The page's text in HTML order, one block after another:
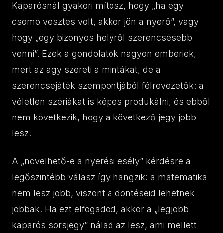
Kaparósnál gyakori mítosz, hogy „ha egy
csomó vesztes volt, akkor jön a nyerő”, vagy
hogy „egy bizonyos helyről szerencsésebb
venni”. Ezek a gondolatok nagyon emberiek,
mert az agy szereti a mintákat, de a
szerencsejáték szempontjából félrevezetők: a
véletlen szériákat is képes produkálni, és ebből
nem következik, hogy a következő jegy jobb
lesz.
A „növelhető-e a nyerési esély” kérdésre a
legőszintébb válasz így hangzik: a matematika
nem lesz jobb, viszont a döntéseid lehetnek
jobbak. Ha ezt elfogadod, akkor a „legjobb
kaparós sorsjegy” nálad az lesz, ami mellett